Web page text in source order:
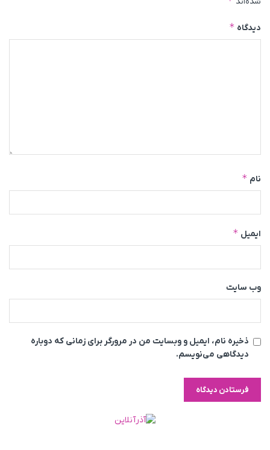
دیدگاه*
نام*
ایمیل*
وب‌ سایت
ذخیره نام، ایمیل و وبسایت من در مرورگر برای زمانی که دوباره
دیدگاهی می‌نویسم.